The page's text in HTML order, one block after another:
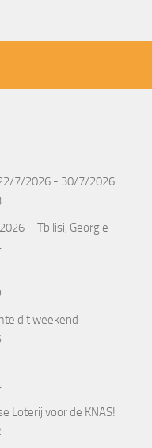
7/2026 - 30/7/2026
– Tbilisi, Georgië
dit weekend
Loterij voor de KNAS!